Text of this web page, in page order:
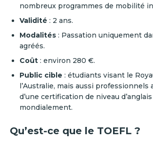
nombreux programmes de mobilité
Validité : 2 ans.
Modalités : Passation uniquement
agréés.
Coût : environ 280 €.
Public cible : étudiants visant le
l’Australie, mais aussi professionnels
d’une certification de niveau
mondialement.
Qu’est-ce que le TOEFL ?